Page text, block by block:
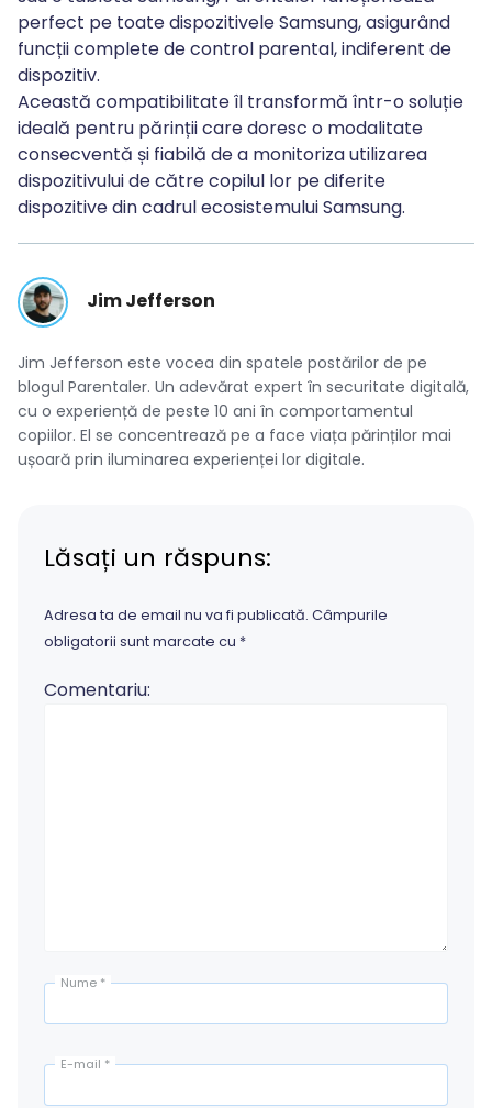
perfect pe toate dispozitivele Samsung, asigurând
funcții complete de control parental, indiferent de
dispozitiv.
Această compatibilitate îl transformă într-o soluție
ideală pentru părinții care doresc o modalitate
consecventă și fiabilă de a monitoriza utilizarea
dispozitivului de către copilul lor pe diferite
dispozitive din cadrul ecosistemului Samsung.
Jim Jefferson
Jim Jefferson este vocea din spatele postărilor de pe
blogul Parentaler. Un adevărat expert în securitate digitală,
cu o experiență de peste 10 ani în comportamentul
copiilor. El se concentrează pe a face viața părinților mai
ușoară prin iluminarea experienței lor digitale.
Lăsați un răspuns:
Adresa ta de email nu va fi publicată. Câmpurile
obligatorii sunt marcate cu *
Comentariu:
Nume *
E-mail *